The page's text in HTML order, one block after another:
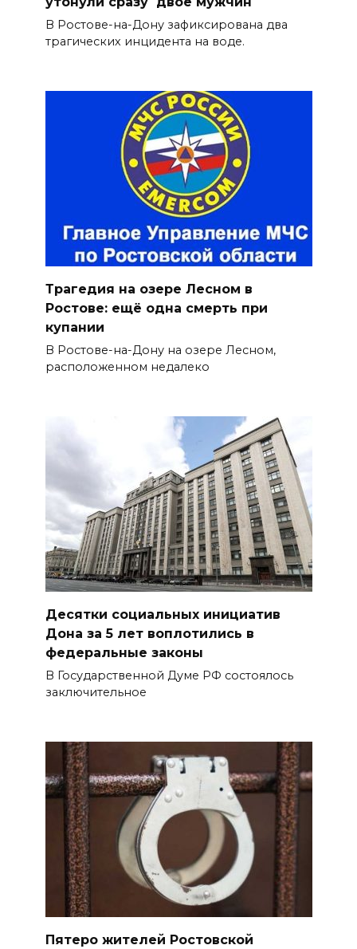
В Ростове-на-Дону зафиксирована два
трагических инцидента на воде.
Трагедия на озере Лесном в
Ростове: ещё одна смерть при
купании
В Ростове-на-Дону на озере Лесном,
расположенном недалеко
Десятки социальных инициатив
Дона за 5 лет воплотились в
федеральные законы
В Государственной Думе РФ состоялось
заключительное
Пятеро жителей Ростовской